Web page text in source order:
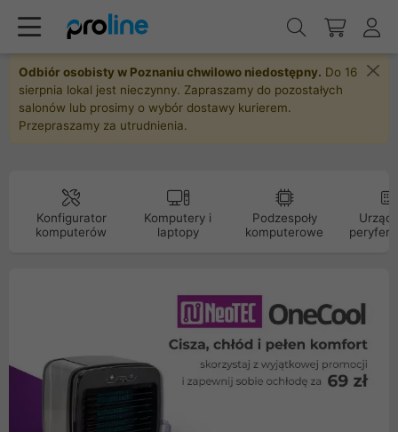
Odbiór osobisty w Poznaniu chwilowo niedostępny. Do 16
sierpnia lokal jest nieczynny. Zapraszamy do pozostałych
salonów lub prosimy o wybór dostawy kurierem.
Przepraszamy za utrudnienia.
Konfigurator
komputerów
Komputery i
laptopy
Podzespoły
komputerowe